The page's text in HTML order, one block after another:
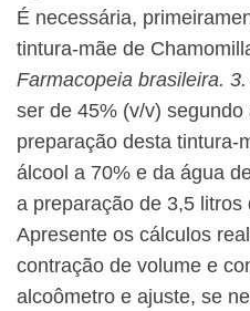
É necessária,
tintura-mãe de
Farmacopeia brasileira. 3.
ser de 45% (v/v)
preparação desta tintura-
álcool a 70% e da água
a preparação de 3,5 litros
Apresente os cálculos
contração de volume e
alcoômetro e ajuste, se